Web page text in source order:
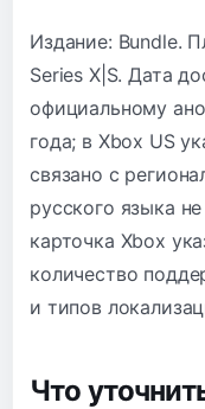
Издание: Bundle.
Series X|S. Дата
официальному
года; в Xbox US
связано с
русского языка
карточка Xbox
количество
и типов
Что